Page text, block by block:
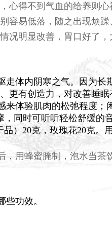
心得不到气血的给养则
容易低落，随之出现烦
况明显改善，胃口好了，
体内阴寒之气。因为长
更有创造力，对改善睡
体验肌肉的松弛程度；
同时可听听轻松舒缓的
20克，玫瑰花20克。
用蜂蜜腌制，泡水当茶
功效。